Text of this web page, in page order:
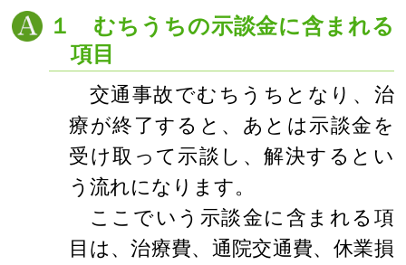
１ むちうちの示談金に含まれる
項目
交通事故でむちうちとなり、治
療が終了すると、あとは示談金を
受け取って示談し、解決するとい
う流れになります。
ここでいう示談金に含まれる項
目は、治療費、通院交通費、休業損